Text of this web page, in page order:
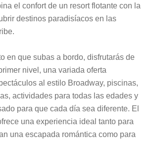
el confort de un resort flotante con la
destinos paradisíacos en las
en que subas a bordo, disfrutarás de
nivel, una variada oferta
al estilo Broadway, piscinas,
actividades para todas las edades y
para que cada día sea diferente. El
una experiencia ideal tanto para
una escapada romántica como para